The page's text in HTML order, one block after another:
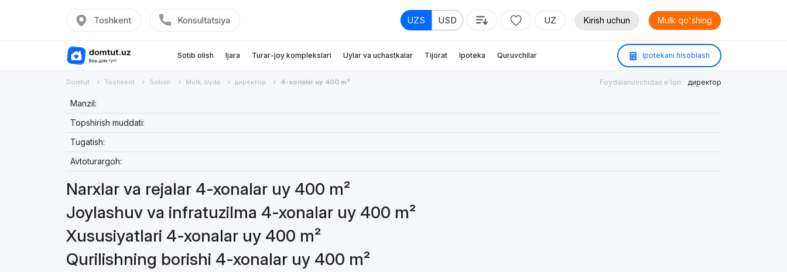
Toshkent Konsultatsiya UZS USD UZ Kirish uchun Mulk qo'shing
Sotib olish Ijara Turar-joy komplekslari Uylar va uchastkalar Tijorat Ipoteka Quruvchilar Ipotekani hisoblash
Domtut Toshkent Sotish Mulk, Uyda директор 4-xonalar uy 400 m² Foydalanuvchidan e'lon: директор
Manzil:
Topshirish muddati:
Tugatish:
Avtoturargoh:
Narxlar va rejalar 4-xonalar uy 400 m²
Joylashuv va infratuzilma 4-xonalar uy 400 m²
Xususiyatlari 4-xonalar uy 400 m²
Qurilishning borishi 4-xonalar uy 400 m²